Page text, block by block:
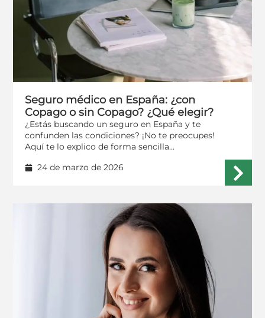
Seguro médico en España: ¿con
Copago o sin Copago? ¿Qué elegir?
¿Estás buscando un seguro en España y te
confunden las condiciones? ¡No te preocupes!
Aquí te lo explico de forma sencilla...
24 de marzo de 2026